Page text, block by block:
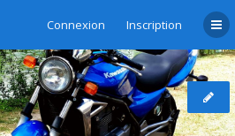
Connexion Inscription